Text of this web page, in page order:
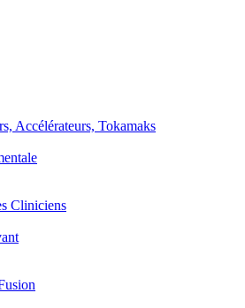
Accélérateurs, Tokamaks
Cliniciens